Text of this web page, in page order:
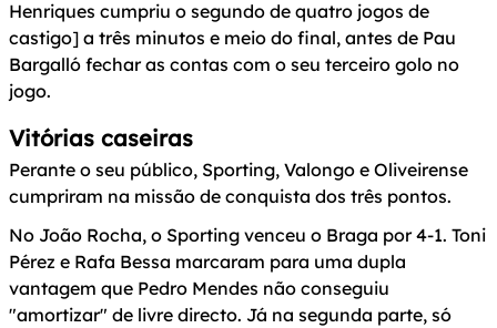
Henriques cumpriu o segundo de quatro jogos de
castigo] a três minutos e meio do final, antes de Pau
Bargalló fechar as contas com o seu terceiro golo no
jogo.
Vitórias caseiras
Perante o seu público, Sporting, Valongo e Oliveirense
cumpriram na missão de conquista dos três pontos.
No João Rocha, o Sporting venceu o Braga por 4-1. Toni
Pérez e Rafa Bessa marcaram para uma dupla
vantagem que Pedro Mendes não conseguiu
"amortizar" de livre directo. Já na segunda parte, só